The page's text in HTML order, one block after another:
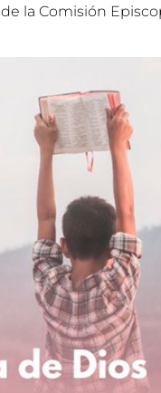
de la Comisión